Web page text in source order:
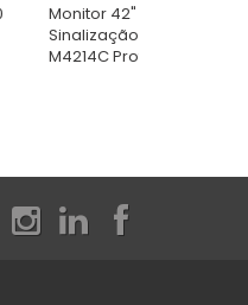
Monitor 42" LCD LFD para
Sinalização Digital LG
M4214C Profissional